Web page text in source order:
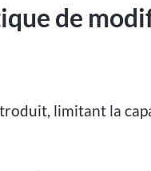
de
limitant la